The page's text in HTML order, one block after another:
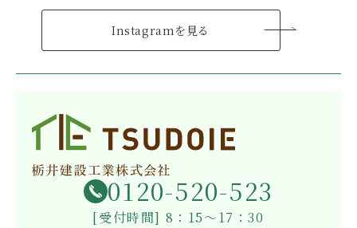
Instagramを見る
0120-520-523
[受付時間] 8：15～17：30